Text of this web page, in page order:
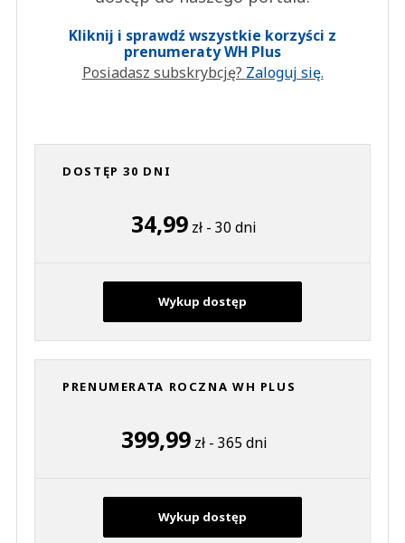
Kliknij i sprawdź wszystkie korzyści z
prenumeraty WH Plus
Posiadasz subskrybcję? Zaloguj się.
DOSTĘP 30 DNI
34,99 zł - 30 dni
Wykup dostęp
PRENUMERATA ROCZNA WH PLUS
399,99zł - 365 dni
Wykup dostęp